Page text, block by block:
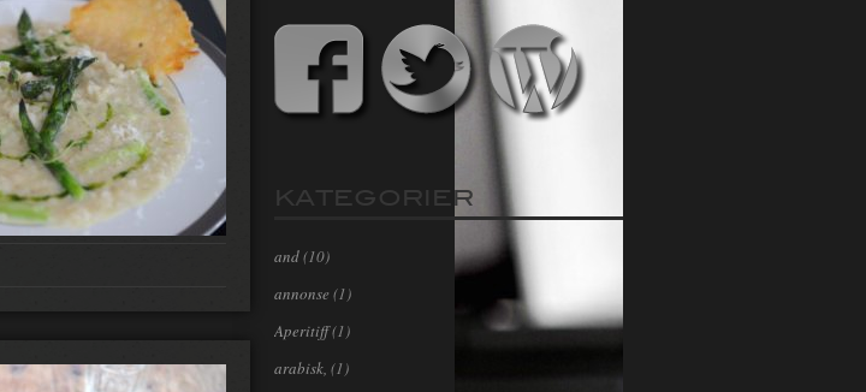
KATEGORIER
and(10)
annonse (1)
Aperitiff(1)
arabisk, (1)